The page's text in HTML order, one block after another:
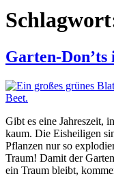
Garten-
Gibt es eine Jahreszeit,
kaum. Die Eisheiligen
Pflanzen nur so
Traum! Damit der
ein Traum bleibt,